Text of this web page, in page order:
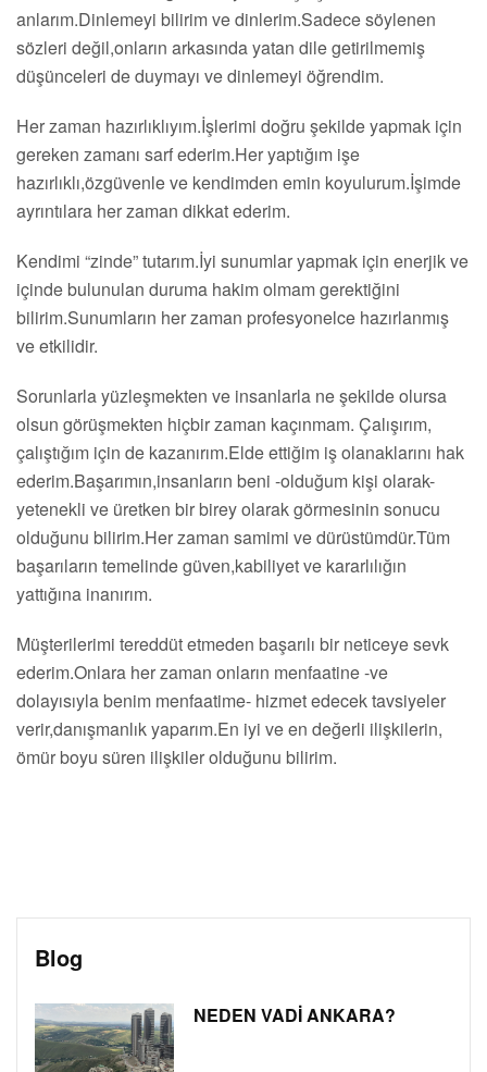
anlarım.Dinlemeyi bilirim ve dinlerim.Sadece söylenen
sözleri değil,onların arkasında yatan dile getirilmemiş
düşünceleri de duymayı ve dinlemeyi öğrendim.
Her zaman hazırlıklıyım.İşlerimi doğru şekilde yapmak için
gereken zamanı sarf ederim.Her yaptığım işe
hazırlıklı,özgüvenle ve kendimden emin koyulurum.İşimde
ayrıntılara her zaman dikkat ederim.
Kendimi “zinde” tutarım.İyi sunumlar yapmak için enerjik ve
içinde bulunulan duruma hakim olmam gerektiğini
bilirim.Sunumların her zaman profesyonelce hazırlanmış
ve etkilidir.
Sorunlarla yüzleşmekten ve insanlarla ne şekilde olursa
olsun görüşmekten hiçbir zaman kaçınmam. Çalışırım,
çalıştığım için de kazanırım.Elde ettiğim iş olanaklarını hak
ederim.Başarımın,insanların beni -olduğum kişi olarak-
yetenekli ve üretken bir birey olarak görmesinin sonucu
olduğunu bilirim.Her zaman samimi ve dürüstümdür.Tüm
başarıların temelinde güven,kabiliyet ve kararlılığın
yattığına inanırım.
Müşterilerimi tereddüt etmeden başarılı bir neticeye sevk
ederim.Onlara her zaman onların menfaatine -ve
dolayısıyla benim menfaatime- hizmet edecek tavsiyeler
verir,danışmanlık yaparım.En iyi ve en değerli ilişkilerin,
ömür boyu süren ilişkiler olduğunu bilirim.
Blog
NEDEN VADİ ANKARA?